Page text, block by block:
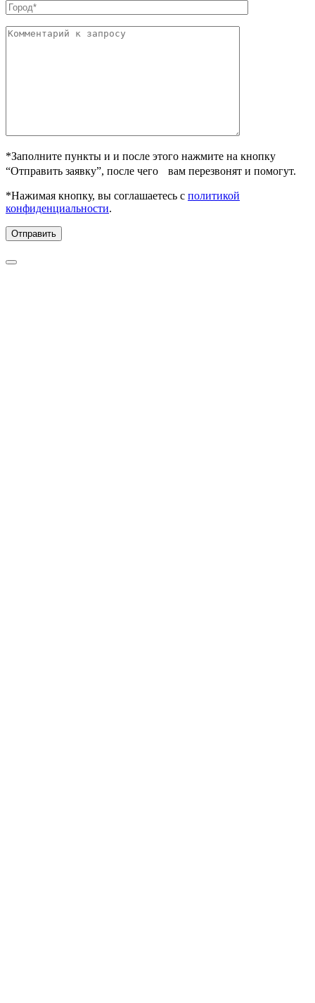
*Заполните пункты и и после этого нажмите на кнопку
“Отправить заявку”, после чего вам перезвонят и помогут.
*Нажимая кнопку, вы соглашаетесь с политикой
конфиденциальности.
Отправить